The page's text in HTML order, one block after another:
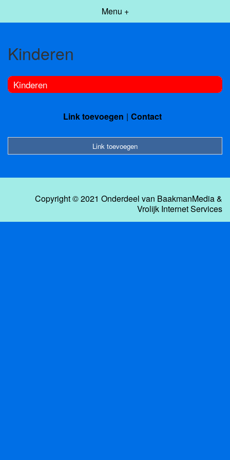
Menu +
Kinderen
Kinderen
Link toevoegen Contact
Link toevoegen
Copyright © 2021 Onderdeel van BaakmanMedia&
Vrolijk Internet Services